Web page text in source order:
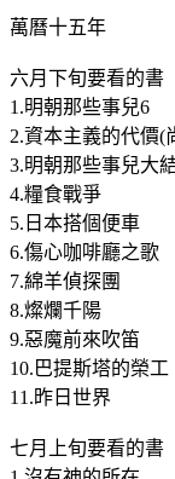
萬曆十五年
六月下旬要看的書
1.明朝那些事兒6
2.資本主義的代價(
3.明朝那些事兒大
4.糧食戰爭
5.日本搭個便車
6.傷心咖啡廳之歌
7.綿羊偵探團
8.燦爛千陽
9.惡魔前來吹笛
10.巴提斯塔的榮工
11.昨日世界
七月上旬要看的書